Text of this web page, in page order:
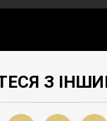
З